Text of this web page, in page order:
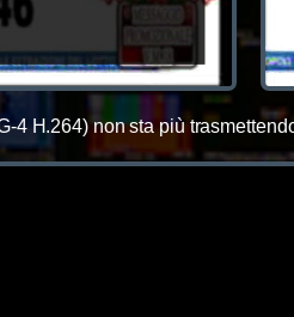
4 H.264) non sta più